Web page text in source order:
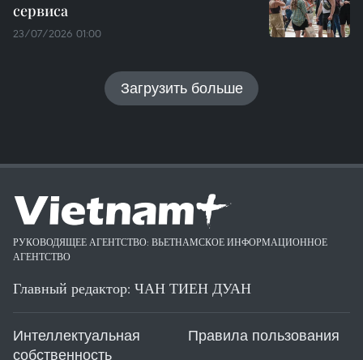
сервиса
23/07/2026 01:00
Загрузить больше
РУКОВОДЯЩЕЕ АГЕНТСТВО: ВЬЕТНАМСКОЕ ИНФОРМАЦИОННОЕ
АГЕНТСТВО
Главный редактор: ЧАН ТИЕН ДУАН
Интеллектуальная
собственность
Правила пользования